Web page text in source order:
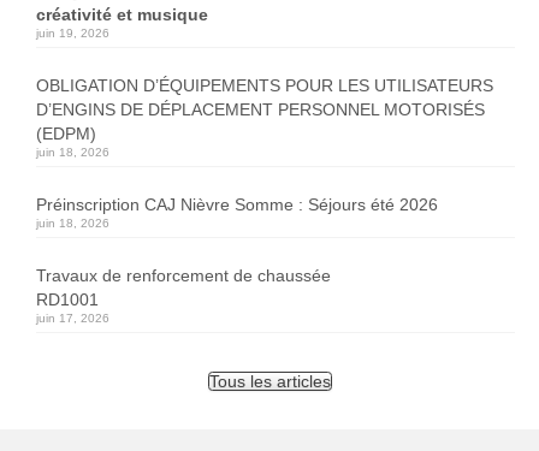
créativité et musique
juin 19, 2026
OBLIGATION D’ÉQUIPEMENTS POUR LES UTILISATEURS
D’ENGINS DE DÉPLACEMENT PERSONNEL MOTORISÉS
(EDPM)
juin 18, 2026
Préinscription CAJ Nièvre Somme : Séjours été 2026
juin 18, 2026
Travaux de renforcement de chaussée
RD1001
juin 17, 2026
Tous les articles